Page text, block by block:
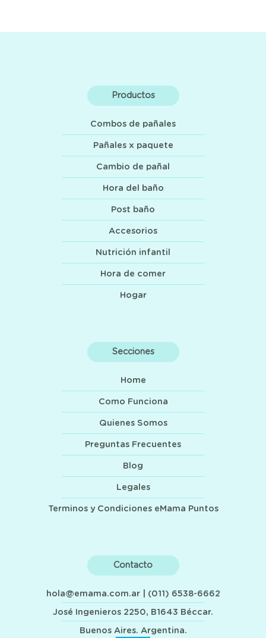
Productos
Combos de pañales
Pañales x paquete
Cambio de pañal
Hora del baño
Post baño
Accesorios
Nutrición infantil
Hora de comer
Hogar
Secciones
Home
Como Funciona
Quienes Somos
Preguntas Frecuentes
Blog
Legales
Terminos y Condiciones eMama Puntos
Contacto
hola@emama.com.ar| (011) 6538-6662
José Ingenieros 2250, B1643 Béccar.
Buenos Aires. Argentina.